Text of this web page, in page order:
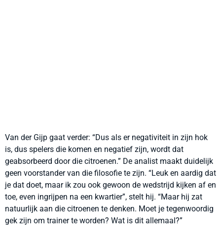
Van der Gijp gaat verder: “Dus als er negativiteit in zijn hok
is, dus spelers die komen en negatief zijn, wordt dat
geabsorbeerd door die citroenen.” De analist maakt duidelijk
geen voorstander van die filosofie te zijn. “Leuk en aardig dat
je dat doet, maar ik zou ook gewoon de wedstrijd kijken af en
toe, even ingrijpen na een kwartier”, stelt hij. “Maar hij zat
natuurlijk aan die citroenen te denken. Moet je tegenwoordig
gek zijn om trainer te worden? Wat is dit allemaal?”